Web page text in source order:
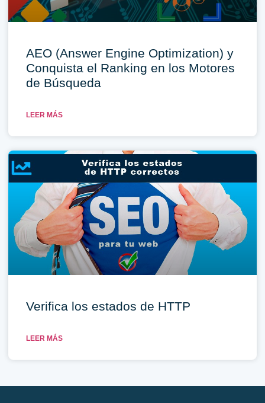
AEO (Answer Engine Optimization) y
Conquista el Ranking en los Motores
de Búsqueda
LEER MÁS
Verifica los estados de HTTP
LEER MÁS